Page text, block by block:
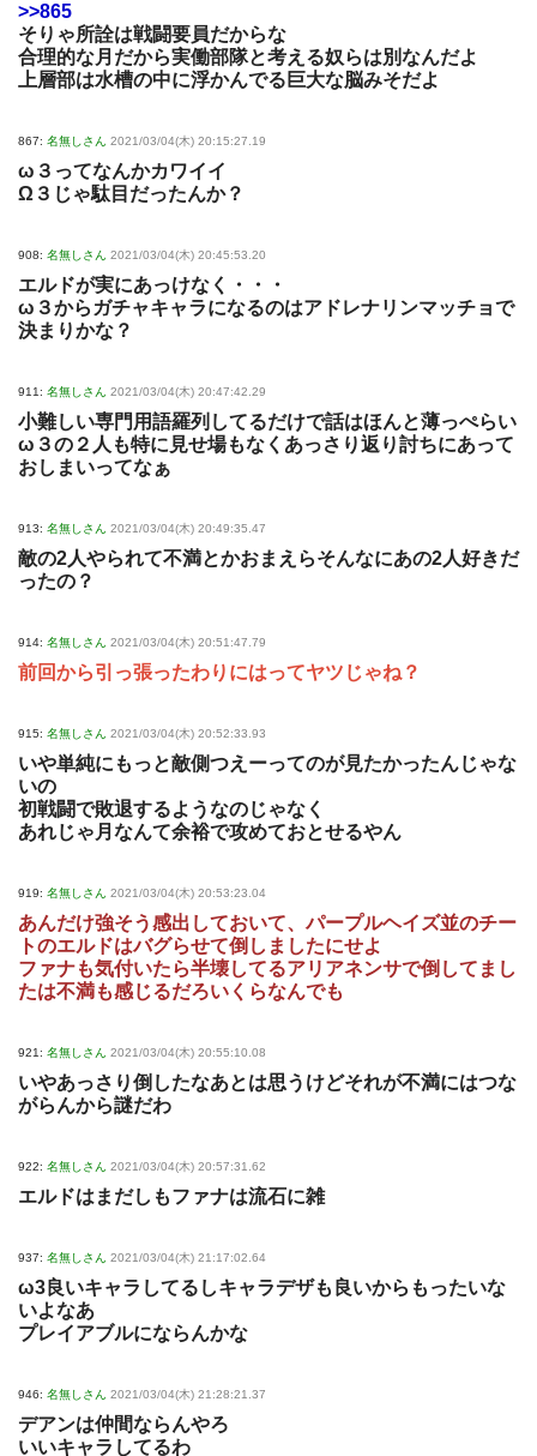
>>865
そりゃ所詮は戦闘要員だからな
合理的な月だから実働部隊と考える奴らは別なんだよ
上層部は水槽の中に浮かんでる巨大な脳みそだよ
867: 名無しさん 2021/03/04(木) 20:15:27.19
ω３ってなんかカワイイ
Ω３じゃ駄目だったんか？
908: 名無しさん 2021/03/04(木) 20:45:53.20
エルドが実にあっけなく・・・
ω３からガチャキャラになるのはアドレナリンマッチョで
決まりかな？
911: 名無しさん 2021/03/04(木) 20:47:42.29
小難しい専門用語羅列してるだけで話はほんと薄っぺらい
ω３の２人も特に見せ場もなくあっさり返り討ちにあって
おしまいってなぁ
913: 名無しさん 2021/03/04(木) 20:49:35.47
敵の2人やられて不満とかおまえらそんなにあの2人好きだ
ったの？
914: 名無しさん 2021/03/04(木) 20:51:47.79
前回から引っ張ったわりにはってヤツじゃね？
915: 名無しさん 2021/03/04(木) 20:52:33.93
いや単純にもっと敵側つえーってのが見たかったんじゃな
いの
初戦闘で敗退するようなのじゃなく
あれじゃ月なんて余裕で攻めておとせるやん
919: 名無しさん 2021/03/04(木) 20:53:23.04
あんだけ強そう感出しておいて、パープルヘイズ並のチー
トのエルドはバグらせて倒しましたにせよ
ファナも気付いたら半壊してるアリアネンサで倒してまし
たは不満も感じるだろいくらなんでも
921: 名無しさん 2021/03/04(木) 20:55:10.08
いやあっさり倒したなあとは思うけどそれが不満にはつな
がらんから謎だわ
922: 名無しさん 2021/03/04(木) 20:57:31.62
エルドはまだしもファナは流石に雑
937: 名無しさん 2021/03/04(木) 21:17:02.64
ω3良いキャラしてるしキャラデザも良いからもったいな
いよなあ
プレイアブルにならんかな
946: 名無しさん 2021/03/04(木) 21:28:21.37
デアンは仲間ならんやろ
いいキャラしてるわ